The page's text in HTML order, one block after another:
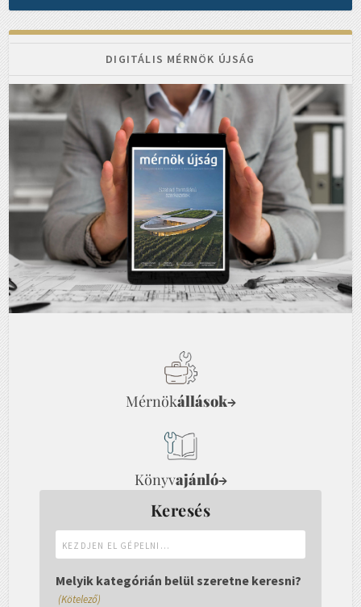
DIGITÁLIS MÉRNÖK ÚJSÁG
Mérnökállások→
Könyvajánló→
Keresés
el
gépelni...
Melyik kategórián belül szeretne keresni?
(Kötelező)